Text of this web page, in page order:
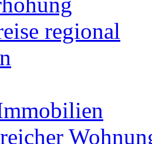
regional